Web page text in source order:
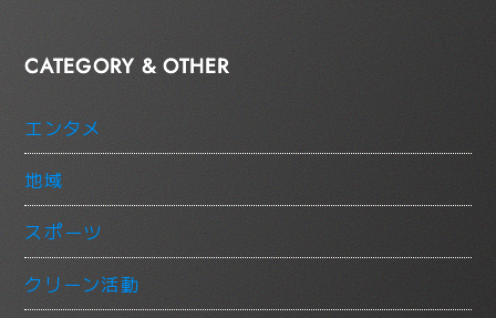
CATEGORY & OTHER
エンタメ
地域
スポーツ
クリーン活動